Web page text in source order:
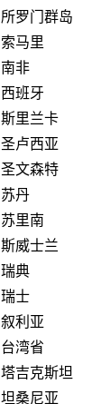
所罗门群岛
索马里
南非
西班牙
斯里兰卡
圣卢西亚
圣文森特
苏丹
苏里南
斯威士兰
瑞典
瑞士
叙利亚
台湾省
塔吉克斯坦
坦桑尼亚